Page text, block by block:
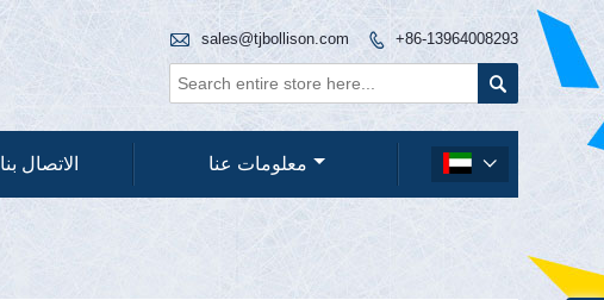
 sales@tjbollison.com  +86-13964008293

الاتصال بنا معلومات عنا 